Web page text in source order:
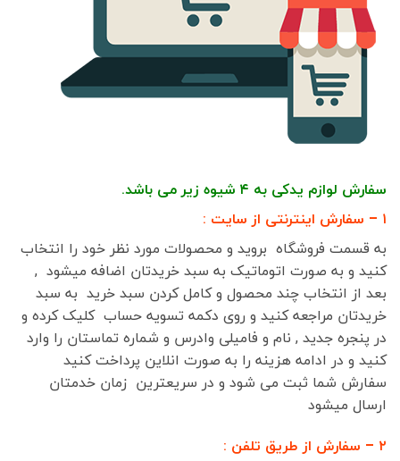
سفارش لوازم یدکی به ۴ شیوه زیر می باشد.
۱ – سفارش اینترنتی از سایت :
به قسمت فروشگاه بروید و محصولات مورد نظر خود را انتخاب
کنید و به صورت اتوماتیک به سبد خریدتان اضافه میشود ,
بعد از انتخاب چند محصول و کامل کردن سبد خرید به سبد
خریدتان مراجعه کنید و روی دکمه تسویه حساب کلیک کرده و
در پنجره جدید , نام و فامیلی وادرس و شماره تماستان را وارد
کنید و در ادامه هزینه را به صورت انلاین پرداخت کنید
سفارش شما ثبت می شود و در سریعترین زمان خدمتان
ارسال میشود
۲ – سفارش از طریق تلفن :